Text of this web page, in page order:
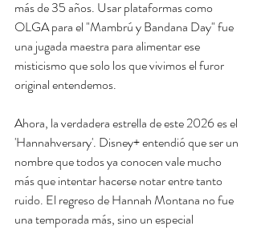
más de 35 años. Usar plataformas como
OLGA para el "Mambrú y Bandana Day" fue
una jugada maestra para alimentar ese
misticismo que solo los que vivimos el furor
original entendemos.
Ahora, la verdadera estrella de este 2026 es el
'Hannahversary'. Disney+ entendió que ser un
nombre que todos ya conocen vale mucho
más que intentar hacerse notar entre tanto
ruido. El regreso de Hannah Montana no fue
una temporada más, sino un especial